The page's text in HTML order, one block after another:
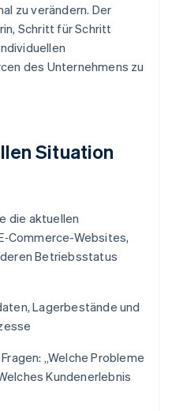
zu verändern. Der
Schritt für Schritt
des Unternehmens zu
Situation
die aktuellen
Websites,
Betriebsstatus
Lagerbestände und
„Welche Probleme
Kundenerlebnis